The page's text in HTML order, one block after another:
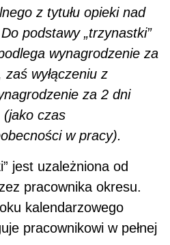
z tytułu opieki nad
podstawy „trzynastki”
wynagrodzenie za
wyłączeniu z
za 2 dni
(jako czas
w pracy).
jest uzależniona od
pracownika okresu.
kalendarzowego
pracownikowi w pełnej